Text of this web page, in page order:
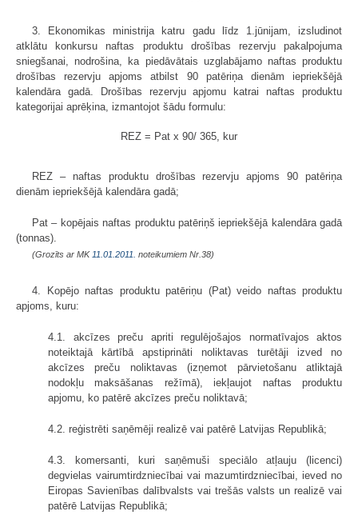
3. Ekonomikas ministrija katru gadu līdz 1.jūnijam, izsludinot
atklātu konkursu naftas produktu drošības rezervju pakalpojuma
sniegšanai, nodrošina, ka piedāvātais uzglabājamo naftas produktu
drošības rezervju apjoms atbilst 90 patēriņa dienām iepriekšējā
kalendāra gadā. Drošības rezervju apjomu katrai naftas produktu
kategorijai aprēķina, izmantojot šādu formulu:
REZ = Pat x 90/ 365, kur
REZ – naftas produktu drošības rezervju apjoms 90 patēriņa
dienām iepriekšējā kalendāra gadā;
Pat – kopējais naftas produktu patēriņš iepriekšējā kalendāra gadā
(tonnas).
(Grozīts ar MK 11.01.2011. noteikumiem Nr.38)
4. Kopējo naftas produktu patēriņu (Pat) veido naftas produktu
apjoms, kuru:
4.1. akcīzes preču apriti regulējošajos normatīvajos aktos
noteiktajā kārtībā apstiprināti noliktavas turētāji izved no
akcīzes preču noliktavas (izņemot pārvietošanu atliktajā
nodokļu maksāšanas režīmā), iekļaujot naftas produktu
apjomu, ko patērē akcīzes preču noliktavā;
4.2. reģistrēti saņēmēji realizē vai patērē Latvijas Republikā;
4.3. komersanti, kuri saņēmuši speciālo atļauju (licenci)
degvielas vairumtirdzniecībai vai mazumtirdzniecībai, ieved no
Eiropas Savienības dalībvalsts vai trešās valsts un realizē vai
patērē Latvijas Republikā;